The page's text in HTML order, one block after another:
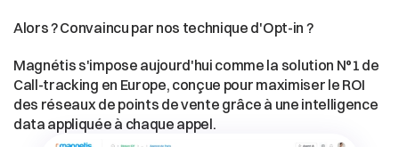
Alors ? Convaincu par nos technique d'Opt-in ?
Magnétis s'impose aujourd'hui comme la solution N°1 de
Call-tracking en Europe, conçue pour maximiser le ROI
des réseaux de points de vente grâce à une intelligence
data appliquée à chaque appel.